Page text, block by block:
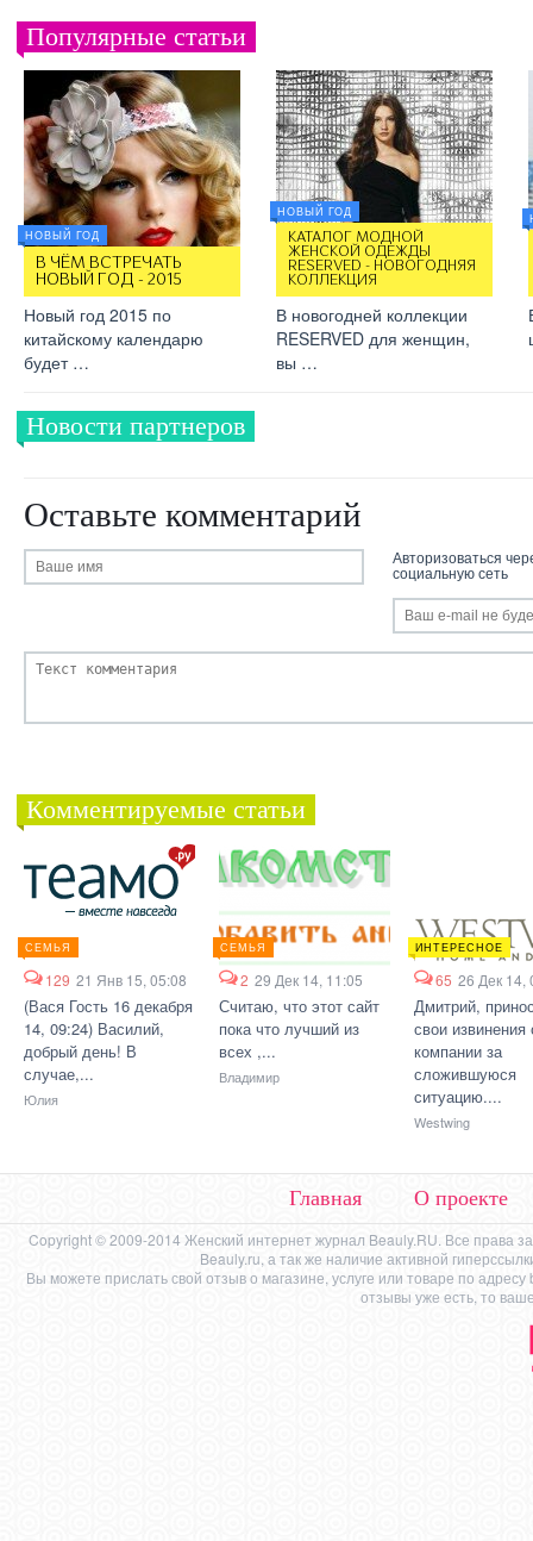
Популярные статьи
НОВЫЙ ГОД
В ЧЁМ ВСТРЕЧАТЬ
НОВЫЙ ГОД - 2015
Новый год 2015 по
китайскому календарю
будет …
НОВЫЙ ГОД
КАТАЛОГ МОДНОЙ
ЖЕНСКОЙ ОДЕЖДЫ
RESERVED - НОВОГОДНЯЯ
КОЛЛЕКЦИЯ
В новогодней коллекции
RESERVED для женщин,
вы …
Новости партнеров
Оставьте комментарий
Авторизоваться
социальную сеть
Комментируемые статьи
СЕМЬЯ
129 21 Янв 15, 05:08
(Вася Гость 16 декабря
14, 09:24) Василий,
добрый день! В
случае,...
Юлия
СЕМЬЯ
2 29 Дек 14, 11:05
Считаю, что этот сайт
пока что лучший из
всех ,...
Владимир
ИНТЕРЕСНОЕ
65 26 Дек 14,
Дмитрий,
свои извинения
компании за
сложившуюся
ситуацию....
Westwing
Главная О проекте
Copyright © 2009-2014 Женский интернет журнал Beauly.RU. Все права
Beauly.ru, а так же наличие активной
Вы можете прислать свой отзыв о магазине, услуге или товаре по адресу
отзывы уже есть, то